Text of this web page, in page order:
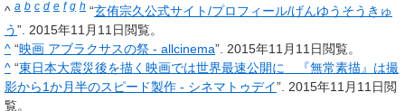
^ a b c d e f g h “玄侑宗久公式サイト/プロフィール/げんゆうそうきゅ
う”. 2015年11月11日閲覧。
^ “映画 アブラクサスの祭 - allcinema”. 2015年11月11日閲覧。
^ “東日本大震災後を描く映画では世界最速公開に 『無常素描』は撮
影から1か月半のスピード製作 - シネマトゥデイ”. 2015年11月11日閲
覧。